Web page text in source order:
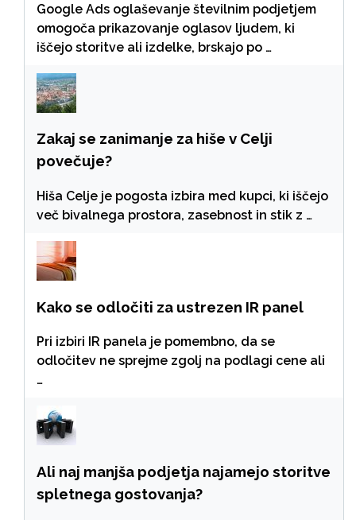
Google Ads oglaševanje številnim podjetjem
omogoča prikazovanje oglasov ljudem, ki
iščejo storitve ali izdelke, brskajo po …
Zakaj se zanimanje za hiše v Celji
povečuje?
Hiša Celje je pogosta izbira med kupci, ki iščejo
več bivalnega prostora, zasebnost in stik z …
Kako se odločiti za ustrezen IR panel
Pri izbiri IR panela je pomembno, da se
odločitev ne sprejme zgolj na podlagi cene ali
…
Ali naj manjša podjetja najamejo storitve
spletnega gostovanja?